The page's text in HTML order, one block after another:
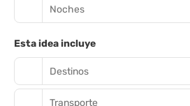
Noches
Esta idea incluye
Destinos
Transporte